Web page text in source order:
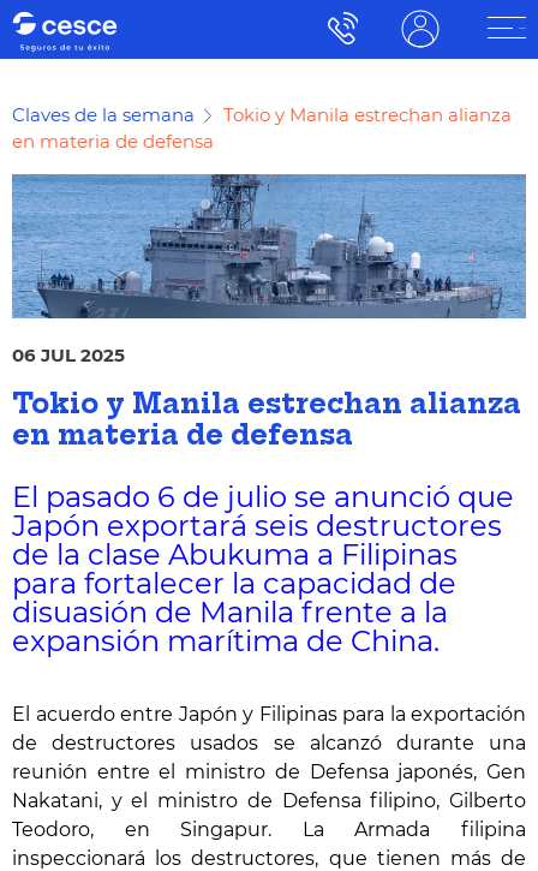
Claves de la semana
Tokio y Manila estrechan alianza
en materia de defensa
06 JUL 2025
Tokio y Manila estrechan alianza
en materia de defensa
El pasado 6 de julio se anunció que
Japón exportará seis destructores
de la clase Abukuma a Filipinas
para fortalecer la capacidad de
disuasión de Manila frente a la
expansión marítima de China.
El acuerdo entre Japón y Filipinas para la exportación
de destructores usados se alcanzó durante una
reunión entre el ministro de Defensa japonés, Gen
Nakatani, y el ministro de Defensa filipino, Gilberto
Teodoro, en Singapur. La Armada filipina
inspeccionará los destructores, que tienen más de